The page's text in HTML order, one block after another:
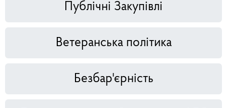
Публічні Закупівлі
Ветеранська політика
Безбар'єрність